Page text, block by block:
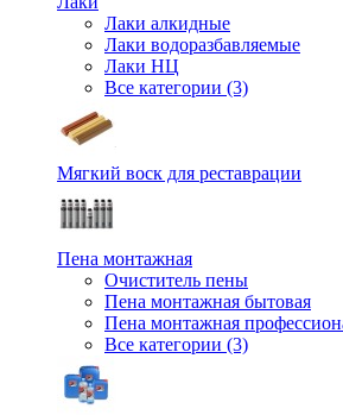
Лаки алкидные
Лаки водоразбавляемые
Лаки НЦ
Все категории (3)
Мягкий воск для реставрации
Пена монтажная
Очиститель пены
Пена монтажная бытовая
Пена монтажная
Все категории (3)